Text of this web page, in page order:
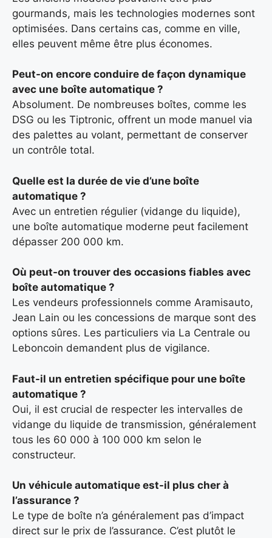
gourmands, mais les technologies modernes sont
optimisées. Dans certains cas, comme en ville,
elles peuvent même être plus économes.
Peut-on encore conduire de façon dynamique
avec une boîte automatique ?
Absolument. De nombreuses boîtes, comme les
DSG ou les Tiptronic, offrent un mode manuel via
des palettes au volant, permettant de conserver
un contrôle total.
Quelle est la durée de vie d’une boîte
automatique ?
Avec un entretien régulier (vidange du liquide),
une boîte automatique moderne peut facilement
dépasser 200 000 km.
Où peut-on trouver des occasions fiables avec
boîte automatique ?
Les vendeurs professionnels comme Aramisauto,
Jean Lain ou les concessions de marque sont des
options sûres. Les particuliers via La Centrale ou
Leboncoin demandent plus de vigilance.
Faut-il un entretien spécifique pour une boîte
automatique ?
Oui, il est crucial de respecter les intervalles de
vidange du liquide de transmission, généralement
tous les 60 000 à 100 000 km selon le
constructeur.
Un véhicule automatique est-il plus cher à
l’assurance ?
Le type de boîte n’a généralement pas d’impact
direct sur le prix de l’assurance. C’est plutôt le